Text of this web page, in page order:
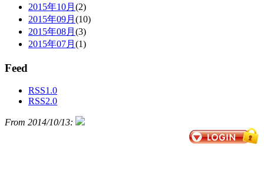
2015年10月 (2)
2015年09月 (10)
2015年08月 (3)
2015年07月 (1)
Feed
RSS1.0
RSS2.0
From 2014/10/13: